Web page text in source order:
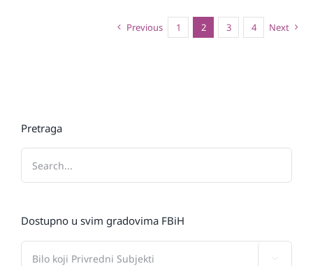
Previous 1 2 3 4 Next
Pretraga
Dostupno u svim gradovima FBiH